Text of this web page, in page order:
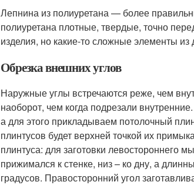
Лепнина из полиуретана — более
полиуретана плотные, твердые, точно
изделия, но какие-то сложные элементы
Обрезка внешних углов
Наружные углы встречаются реже, чем
наоборот, чем когда подрезали
а для этого прикладываем потолочный
плинтусов будет верхней точкой их
плинтуса: для заготовки левостороннего
прижимался к стенке, низ – ко дну, а
градусов. Правосторонний угол